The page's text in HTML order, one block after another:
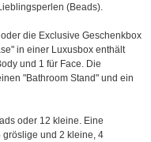
(Beads).
die Exclusive Geschenkbox
in einer Luxusbox enthält
und 1 für Face. Die
"Bathroom Stand" und ein
oder 12 kleine. Eine
gröslige und 2 kleine, 4